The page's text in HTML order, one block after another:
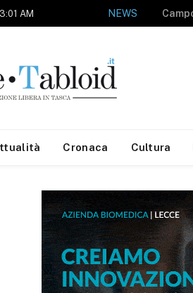
AM NEWS
Cronaca Cultura